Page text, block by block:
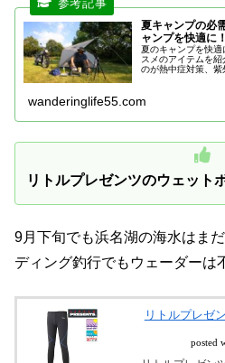
夏キャンプの必
ャンプを快適に！
夏のキャンプを快
スメのアイテムを
のが熱中症対策、
wanderinglife55.com
リトルプレゼンツのウェット
9月下旬でも浜名湖の海水はま
ディング釣行でもウェーダーは
リトルプレゼ
posted